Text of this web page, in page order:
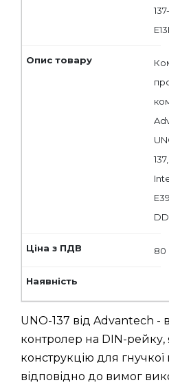
137-
137,
80
UNO-137 від Advantech -
контролер на DIN-
конструкцію для гнучкої
відповідно до вимог